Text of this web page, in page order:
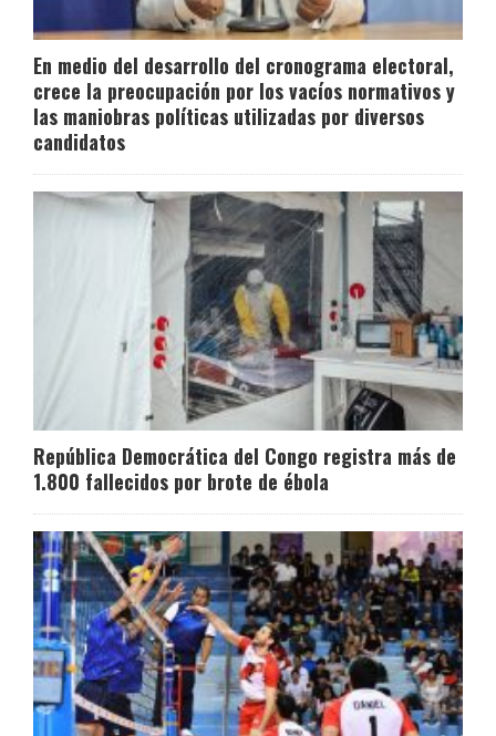
En medio del desarrollo del cronograma electoral,
crece la preocupación por los vacíos normativos y
las maniobras políticas utilizadas por diversos
candidatos
República Democrática del Congo registra más de
1.800 fallecidos por brote de ébola